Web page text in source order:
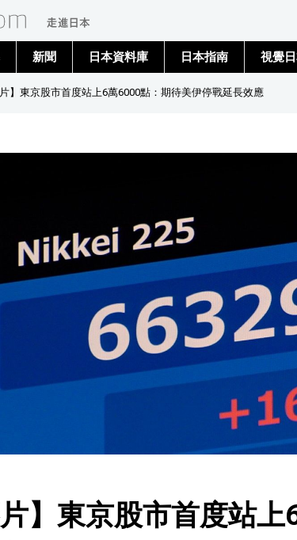
新聞 日本資料庫 日本指南 視覺
片】東京股市首度站上6萬6000點：期待美伊停戰延長效應
片】東京股市首度站上